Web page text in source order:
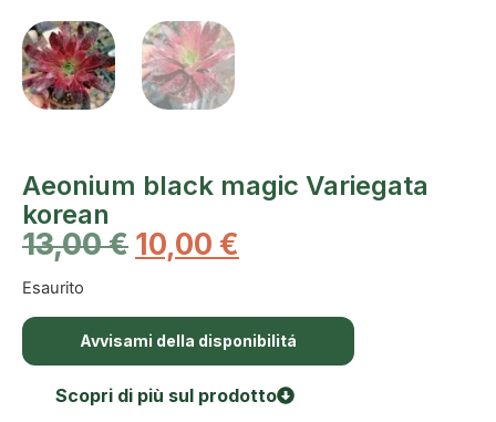
Aeonium black magic Variegata
korean
13,00€ 10,00 €
Esaurito
Avvisami della disponibilitá
Scopri di più sul prodotto